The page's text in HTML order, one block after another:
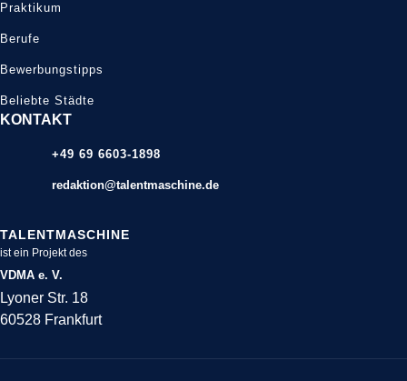
Praktikum
Berufe
Bewerbungstipps
Beliebte Städte
KONTAKT
+49 69 6603-1898
redaktion@talentmaschine.de
TALENTMASCHINE
ist ein Projekt des
VDMA e. V.
Lyoner Str. 18
60528 Frankfurt